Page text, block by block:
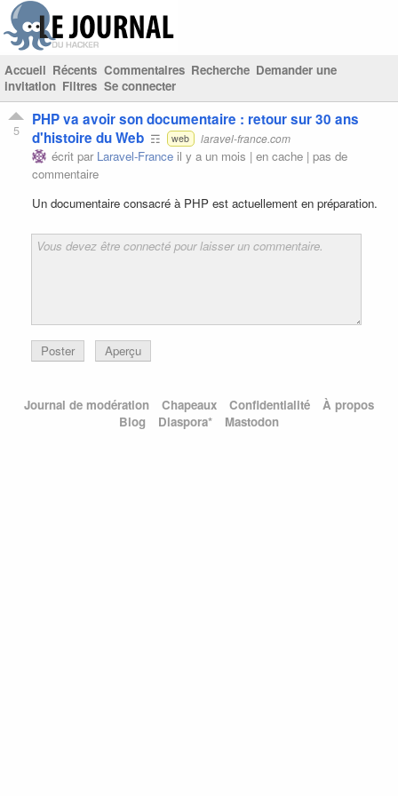
Accueil Récents Commentaires Recherche Demander une
invitation Filtres Se connecter
5
PHP va avoir son documentaire : retour sur 30 ans
d'histoire du Web ☶ web laravel-france.com
écrit par Laravel-France il y a un mois | en cache | pas de
commentaire
Un documentaire consacré à PHP est actuellement en préparation.
Poster Aperçu
Journal de modération Chapeaux Confidentialité
À propos
Blog
Diaspora* Mastodon